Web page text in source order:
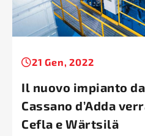
21 Gen, 2022
Il nuovo impianto
Cassano d’Adda
Cefla e Wärtsilä